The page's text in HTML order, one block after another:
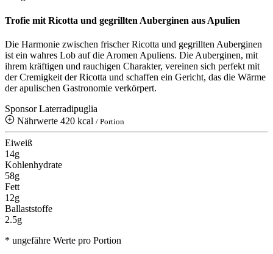
Trofie mit Ricotta und gegrillten Auberginen aus Apulien
Die Harmonie zwischen frischer Ricotta und gegrillten Auberginen
ist ein wahres Lob auf die Aromen Apuliens. Die Auberginen, mit
ihrem kräftigen und rauchigen Charakter, vereinen sich perfekt mit
der Cremigkeit der Ricotta und schaffen ein Gericht, das die Wärme
der apulischen Gastronomie verkörpert.
Sponsor Laterradipuglia
Nährwerte 420 kcal / Portion
Eiweiß
14g
Kohlenhydrate
58g
Fett
12g
Ballaststoffe
2.5g
* ungefähre Werte pro Portion